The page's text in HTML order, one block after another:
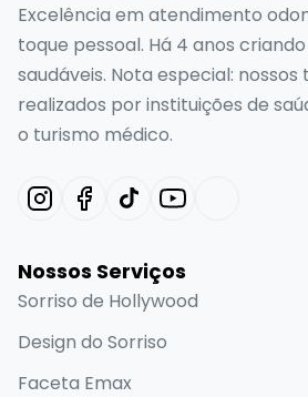
Excelência em atendimento
toque pessoal. Há 4 anos
saudáveis. Nota especial:
realizados por instituições de
o turismo médico.
Nossos Serviços
Sorriso de Hollywood
Design do Sorriso
Faceta Emax